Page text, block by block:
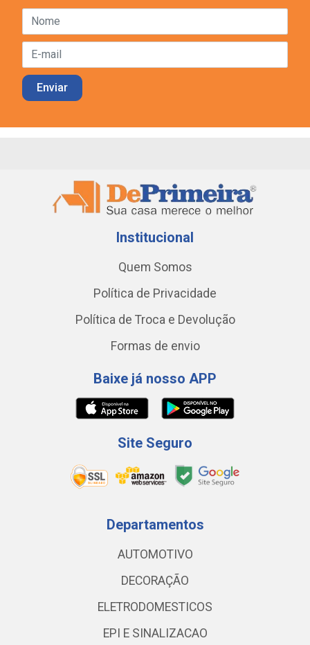
Institucional
Quem Somos
Política de Privacidade
Política de Troca e Devolução
Formas de envio
Baixe já nosso APP
Site Seguro
Departamentos
AUTOMOTIVO
DECORAÇÃO
ELETRODOMESTICOS
EPI E SINALIZACAO